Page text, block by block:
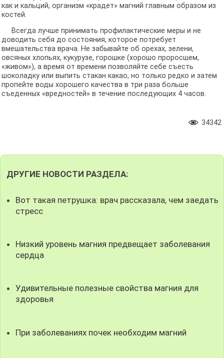
как и кальций, организм «крадет» магний главным образом из
костей.
Всегда лучше принимать профилактические меры и не
доводить себя до состояния, которое потребует
вмешательства врача. Не забывайте об орехах, зелени,
овсяных хлопьях, кукурузе, горошке (хорошо проросшем,
«живом»), а время от времени позволяйте себе съесть
шоколадку или выпить стакан какао, но только редко и затем
пропейте воды хорошего качества в три раза больше
съеденных «вредностей» в течение последующих 4 часов.
34342
ДРУГИЕ НОВОСТИ РАЗДЕЛА:
Вот такая петрушка: врач рассказала, чем заедать
стресс
Низкий уровень магния предвещает заболевания
сердца
Удивительные полезные свойства магния для
здоровья
При заболеваниях почек необходим магний